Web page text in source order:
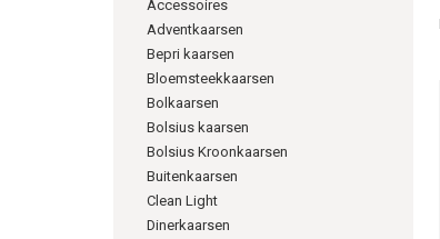
Accessoires
Adventkaarsen
Bepri kaarsen
Bloemsteekkaarsen
Bolkaarsen
Bolsius kaarsen
Bolsius Kroonkaarsen
Buitenkaarsen
Clean Light
Dinerkaarsen